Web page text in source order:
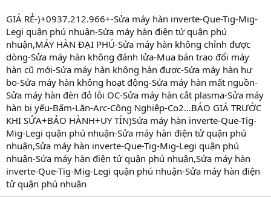
GIÁ RẺ-)+0937.212.966+-Sửa máy hàn inverte-Que-Tig-Mig-
Legi quận phú nhuận-Sửa máy hàn điện tử quận phú
nhuận,MÁY HÀN ĐẠI PHÚ-Sửa máy hàn không chỉnh được
dòng-Sửa máy hàn không đánh lửa-Mua bán trao đổi máy
hàn cũ mới-Sửa máy hàn không hàn được-Sửa máy hàn hư
bo-Sửa máy hàn không hoạt động-Sửa máy hàn mất nguồn-
Sửa máy hàn đèn đỏ lỗi OC-Sửa máy hàn cắt plasma-Sửa máy
hàn bị yếu-Bấm-Lăn-Arc-Công Nghiệp-Co2...BÁO GIÁ TRƯỚC
KHI SỬA+BẢO HÀNH+UY TÍN)Sửa máy hàn inverte-Que-Tig-
Mig-Legi quận phú nhuận-Sửa máy hàn điện tử quận phú
nhuận,Sửa máy hàn inverte-Que-Tig-Mig-Legi quận phú
nhuận-Sửa máy hàn điện tử quận phú nhuận,Sửa máy hàn
inverte-Que-Tig-Mig-Legi quận phú nhuận-Sửa máy hàn điện
tử quận phú nhuận